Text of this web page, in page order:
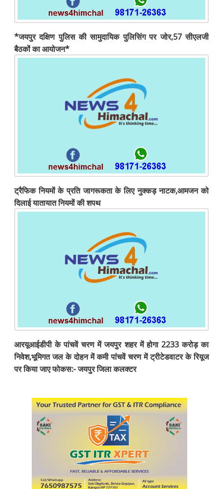
*जयपुर दक्षिण पुलिस की सामुदायिक पुलिसिंग पर जोर,57 सीएलजी
बैठकों का आयोजन*
ट्रैफिक नियमों के प्रति जागरूकता के लिए नुक्कड़ नाटक,आमजन को
दिलाई यातायात नियमों की शपथ
आरयूआईडीपी के पांचवें चरण में जयपुर शहर में होगा 2233 करोड़ का
निवेश,भूमिगत जल के दोहन में कमी पांचवें चरण में ट्रीटेडवाटर के रियूज
पर किया जाए फोकस:- जयपुर जिला कलक्टर